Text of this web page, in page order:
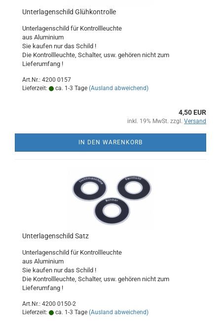
Unterlagenschild Glühkontrolle
Unterlagenschild für Kontrollleuchte
aus Aluminium
Sie kaufen nur das Schild !
Die Kontrollleuchte, Schalter, usw. gehören nicht zum
Lieferumfang !
Art.Nr.: 4200 0157
Lieferzeit:
ca. 1-3 Tage (Ausland abweichend)
4,50 EUR
inkl. 19% MwSt. zzgl. Versand
IN DEN WARENKORB
Unterlagenschild Satz
Unterlagenschild für Kontrollleuchte
aus Aluminium
Sie kaufen nur das Schild !
Die Kontrollleuchte, Schalter, usw. gehören nicht zum
Lieferumfang !
Art.Nr.: 4200 0150-2
Lieferzeit:
ca. 1-3 Tage (Ausland abweichend)